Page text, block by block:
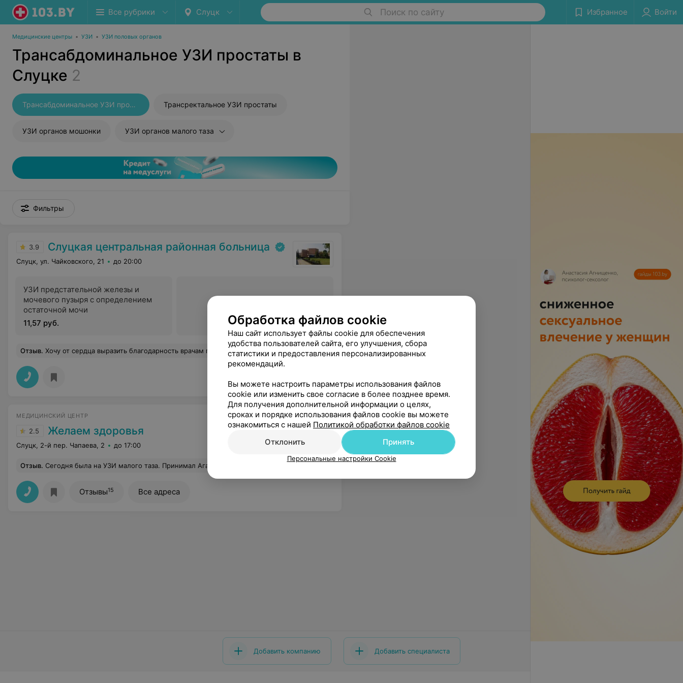
Все рубрики Слуцк Поиск по сайту Избранное Войти
Медицинские центры • УЗИ • УЗИ половых органов
Трансабдоминальное УЗИ простаты в
Слуцке 2
Трансабдоминальное УЗИ простаты Трансректальное УЗИ простаты
УЗИ органов мошонки УЗИ органов малого таза
Фильтры
3.9 Слуцкая центральная районная больница
Слуцк, ул. Чайковского, 21 до 20:00
УЗИ предстательной железы и
мочевого пузыря с определением
остаточной мочи
11,57 руб.
Отзыв. Хочу от сердца выразить благодарность врачам пульмонологического отделения Наталье Владимировне, Маргарите Александровне за их бесценный труд, высокий профессионализм и трепетное отношение к пациентам,за заботливость и чуткость. Успехов вам, благополучия и здоровья. Еще
МЕДИЦИНСКИЙ ЦЕНТР
2.5 Желаем здоровья
Слуцк, 2-й пер. Чапаева, 2 до 17:00
Отзыв. Сегодня была на УЗИ малого таза. Принимал Агабалаев Руслан Камильевич. Специалист, врач от Бога. Огромного ему здоровья!
Отзывы15 Все адреса
Добавить компанию Добавить специалиста
Обработка файлов cookie
Наш сайт использует файлы cookie для обеспечения
удобства пользователей сайта, его улучшения, сбора
статистики и предоставления персонализированных
рекомендаций.
Вы можете настроить параметры использования файлов
cookie или изменить свое согласие в более позднее время.
Для получения дополнительной информации о целях,
сроках и порядке использования файлов cookie вы можете
ознакомиться с нашей Политикой обработки файлов cookie
Отклонить
Принять
Персональные настройки Cookie